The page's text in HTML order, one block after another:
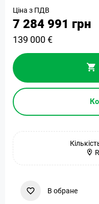
Ціна з ПДВ
7 284 991 грн
139 000 €
В обране